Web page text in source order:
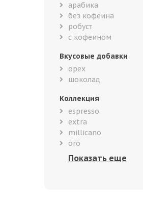
арабика
без кофеина
робуст
с кофеином
Вкусовые добавки
орех
шоколад
Коллекция
espresso
extra
millicano
oro